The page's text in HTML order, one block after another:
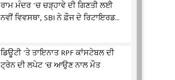
ਰਾਮ ਮੰਦਰ ’ਚ ਚੜ੍ਹਾਵੇ ਦੀ ਗਿਣਤੀ ਲਈ
ਨਵੀਂ ਵਿਵਸਥਾ, SBI ਨੇ ਫ਼ੌਜ ਦੇ ਰਿਟਾਇਰਡ...
ਡਿਊਟੀ 'ਤੇ ਤਾਇਨਾਤ RPF ਕਾਂਸਟੇਬਲ ਦੀ
ਟ੍ਰੇਨ ਦੀ ਲਪੇਟ 'ਚ ਆਉਣ ਨਾਲ ਮੌਤ